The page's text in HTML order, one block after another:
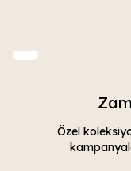
Özel